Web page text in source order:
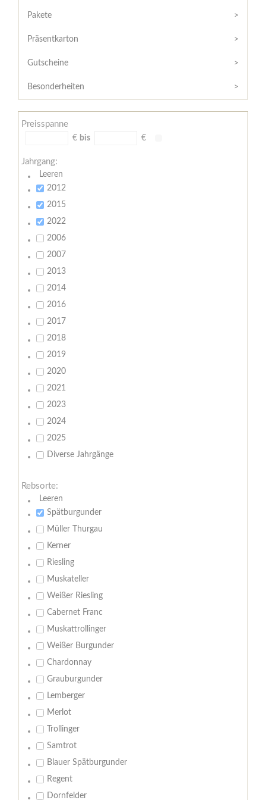
/
Widerrufsformular
AGB
Zahlungsbedingungen
Meine
Pakete
Präsentkarton
Gutscheine
Besonderheiten
Preisspanne
€ bis €
Jahrgang:
Leeren
2012
2015
2022
2006
2007
2013
2014
2016
2017
2018
2019
2020
2021
2023
2024
2025
Diverse Jahrgänge
Rebsorte:
Leeren
Spätburgunder
Müller Thurgau
Kerner
Riesling
Muskateller
Weißer Riesling
Cabernet Franc
Muskattrollinger
Weißer Burgunder
Chardonnay
Grauburgunder
Lemberger
Merlot
Trollinger
Samtrot
Blauer Spätburgunder
Regent
Dornfelder